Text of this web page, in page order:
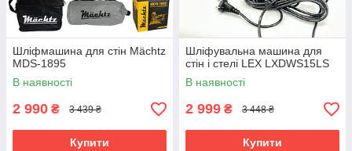
Шліфмашина для стін Mächtz
MDS-1895
В наявності
2 990 ₴ 3 439 ₴
Купити
Шліфувальна машина для
стін і стелі LEX LXDWS15LS
В наявності
2 999 ₴ 3 448 ₴
Купити